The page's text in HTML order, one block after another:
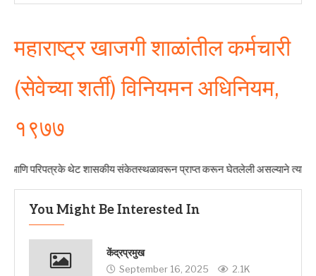
महाराष्ट्र खाजगी शाळांतील कर्मचारी
(सेवेच्या शर्ती) विनियमन अधिनियम,
१९७७
परिपत्रके थेट शासकीय संकेतस्थळावरून प्राप्त करून घेतलेली असल्याने त्यात
You Might Be Interested In
केंद्रप्रमुख
September 16, 2025 2.1K